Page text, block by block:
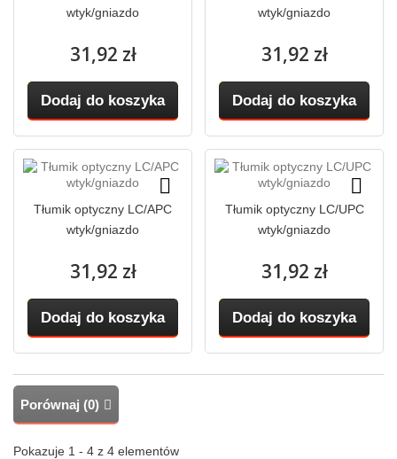
wtyk/gniazdo
31,92 zł
Dodaj do koszyka
wtyk/gniazdo
31,92 zł
Dodaj do koszyka
Tłumik optyczny LC/APC
wtyk/gniazdo
31,92 zł
Dodaj do koszyka
Tłumik optyczny LC/UPC
wtyk/gniazdo
31,92 zł
Dodaj do koszyka
Porównaj (0)
Pokazuje 1 - 4 z 4 elementów